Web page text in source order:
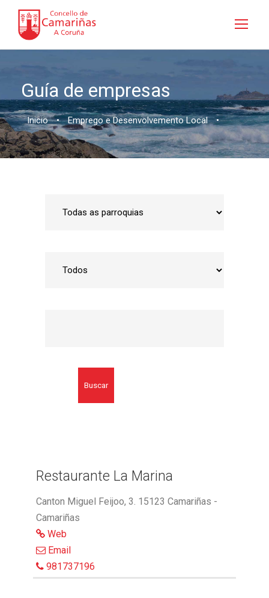
Guía de empresas
Inicio • Emprego e Desenvolvemento Local •
Buscar
Restaurante La Marina
Canton Miguel Feijoo, 3. 15123 Camariñas -
Camariñas
Web
Email
981737196